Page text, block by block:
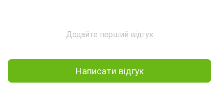
Додайте перший відгук
Написати відгук